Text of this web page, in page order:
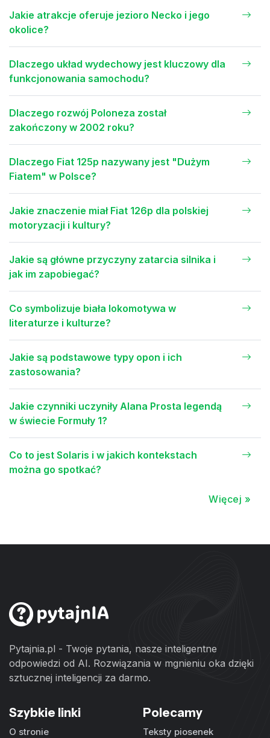
Jakie atrakcje oferuje jezioro Necko i jego
okolice?
Dlaczego układ wydechowy jest kluczowy dla
funkcjonowania samochodu?
Dlaczego rozwój Poloneza został
zakończony w 2002 roku?
Dlaczego Fiat 125p nazywany jest "Dużym
Fiatem" w Polsce?
Jakie znaczenie miał Fiat 126p dla polskiej
motoryzacji i kultury?
Jakie są główne przyczyny zatarcia silnika i
jak im zapobiegać?
Co symbolizuje biała lokomotywa w
literaturze i kulturze?
Jakie są podstawowe typy opon i ich
zastosowania?
Jakie czynniki uczyniły Alana Prosta legendą
w świecie Formuły 1?
Co to jest Solaris i w jakich kontekstach
można go spotkać?
Więcej »
Pytajnia.pl - Twoje pytania, nasze inteligentne
odpowiedzi od AI. Rozwiązania w mgnieniu oka dzięki
sztucznej inteligencji za darmo.
Szybkie linki
O stronie
Polecamy
Teksty piosenek